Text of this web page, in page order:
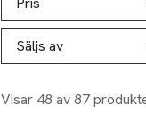
Säljs av
Visar 48 av 87